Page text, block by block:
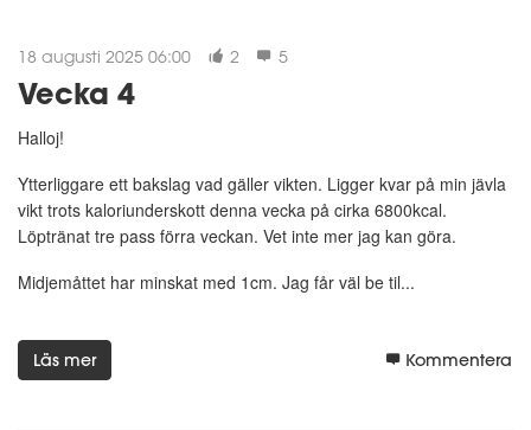
18 augusti 2025 06:00 2 5
Vecka 4
Halloj!
Ytterliggare ett bakslag vad gäller vikten. Ligger kvar på min jävla
vikt trots kaloriunderskott denna vecka på cirka 6800kcal.
Löptränat tre pass förra veckan. Vet inte mer jag kan göra.
Midjemåttet har minskat med 1cm. Jag får väl be til...
Läs mer Kommentera